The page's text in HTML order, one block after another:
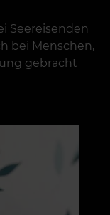
Seereisenden
bei Menschen,
gebracht